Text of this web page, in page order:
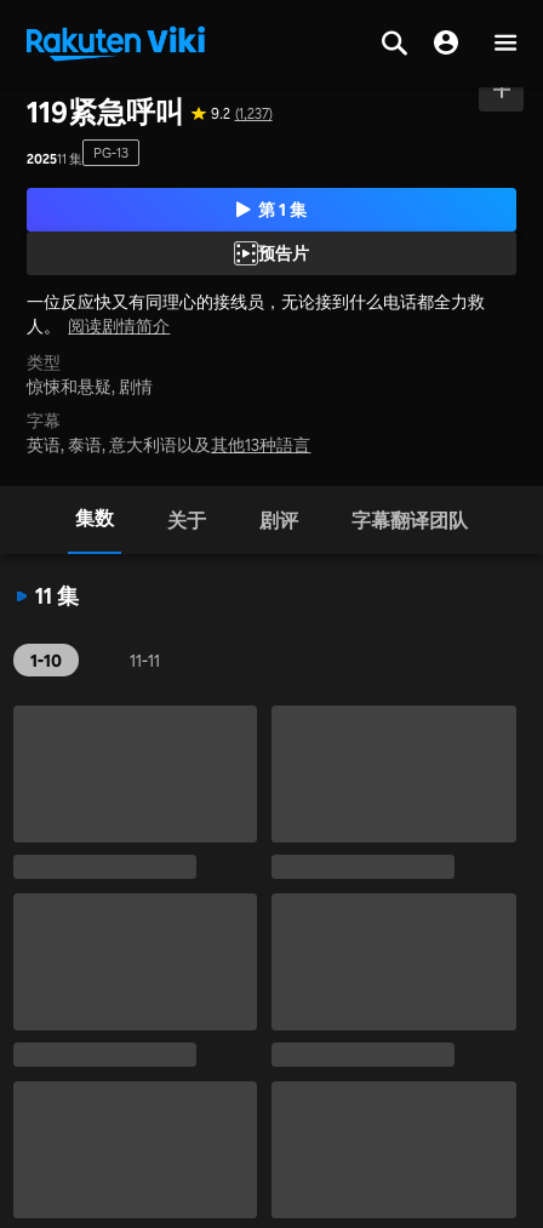
119紧急呼叫 9.2 (1,237)
202511 集 PG-13
第 1 集
预告片
一位反应快又有同理心的接线员，无论接到什么电话都全力救
人。
阅读剧情简介
类型
惊悚和悬疑, 剧情
字幕
英语, 泰语, 意大利语以及其他13种語言
集数 关于 剧评 字幕翻译团队
11 集
1-10 11-11